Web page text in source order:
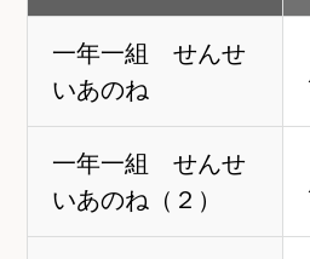
一年一組 せんせ
いあのね
一年一組 せんせ
いあのね（２）